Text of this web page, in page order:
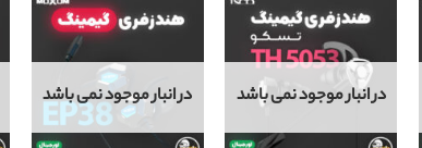
در انبار موجود نمی باشد در انبار موجود نمی باشد